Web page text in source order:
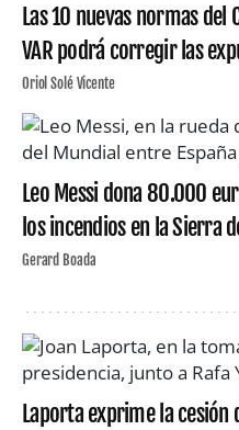
Las 10 nuevas normas del
VAR podrá corregir las
Oriol Solé Vicente
Leo Messi dona 80.000
los incendios en la Sierra
Gerard Boada
Laporta exprime la